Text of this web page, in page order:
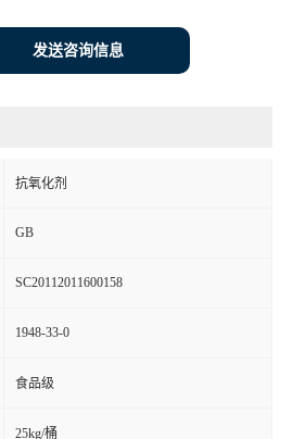
发送咨询信息
抗氧化剂
GB
SC20112011600158
1948-33-0
食品级
25kg/桶